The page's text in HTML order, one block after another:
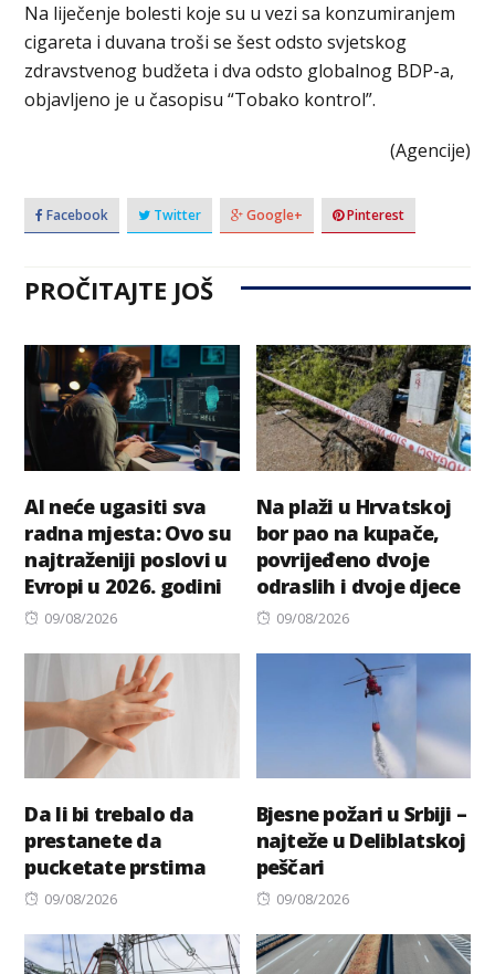
Na liječenje bolesti koje su u vezi sa konzumiranjem
cigareta i duvana troši se šest odsto svjetskog
zdravstvenog budžeta i dva odsto globalnog BDP-a,
objavljeno je u časopisu “Tobako kontrol”.
(Agencije)
Facebook Twitter Google+ Pinterest
PROČITAJTE JOŠ
AI neće ugasiti sva
radna mjesta: Ovo su
najtraženiji poslovi u
Evropi u 2026. godini
Posted
09/08/2026
Na plaži u Hrvatskoj
bor pao na kupače,
povrijeđeno dvoje
odraslih i dvoje djece
Posted
09/08/2026
Da li bi trebalo da
prestanete da
pucketate prstima
Posted
09/08/2026
Bjesne požari u Srbiji –
najteže u Deliblatskoj
peščari
Posted
09/08/2026